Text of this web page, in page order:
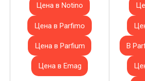
Цена в Notino
Цена в Parfimo
Цена в Parfium
Цена в Emag
В